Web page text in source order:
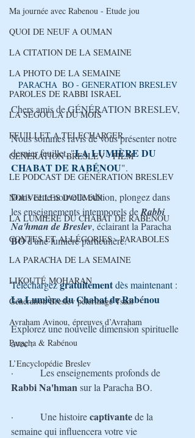
Ma journée avec Rabenou - Etude jou
QUOI DE NEUF A OUMAN
LA CITATION DE LA SEMAINE
LA PHOTO DE LA SEMAINE
PAROLES DE RABBI ISRAEL
LA SEGOULA DU MOIS
FEUILLET A TELECHARGER
GENERATION BRESLEV - FILM
LE PODCAST DE GÉNÉRATION BRESLEV
NOUVELLES D'OUMAN
LA LUMIÈRE DU CHABAT DE RABÉNOU
CONTES ET ALLÉGORIES - PARABOLES
LA PARACHA DE LA SEMAINE
LIKOUTÉ MOHARAN
Génération Breslev pèlerinage Tsadi
Avraham Avinou, épreuves d’Avraham
Paracha & Rabénou
L’Encyclopédie Breslev
PARACHA  BO - GENERATION BRESLEV
Chers amis de GÉNÉRATION BRESLEV,
Nous sommes ravis de vous présenter notre
dernier feuillet, "LA LUMIÈRE DU
CHABAT DE RABÉNOU".
Dans cette nouvelle édition, plongez dans
les enseignements intemporels de Rabbi
Na'hman de Breslev, éclairant la Paracha
BO d'une lumière particulière.
Téléchargez gratuitement dès maintenant :
La Lumière du Chabat de Rabénou
Explorez une nouvelle dimension spirituelle
avec :
· Les enseignements profonds de
Rabbi Na'hman sur la Paracha BO.
· Une histoire captivante de la
semaine qui influencera votre vie